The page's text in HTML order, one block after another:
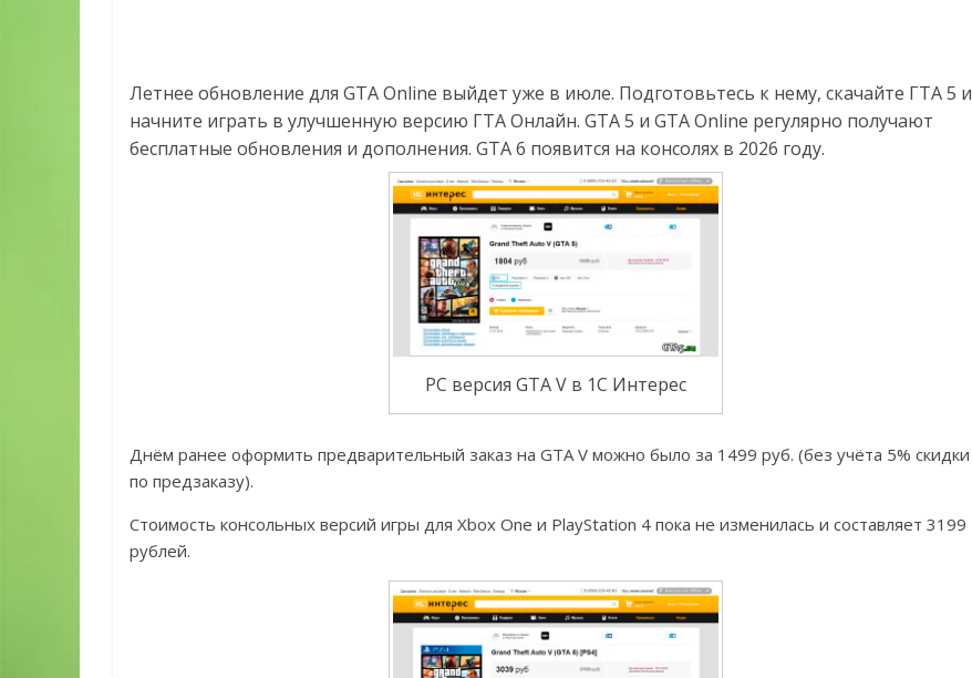
Летнее обновление для GTA Online выйдет уже в июле. Подготовьтесь к нему, скачайте ГТА 5 и
начните играть в улучшенную версию ГТА Онлайн. GTA 5 и GTA Online регулярно получают
бесплатные обновления и дополнения. GTA 6 появится на консолях в 2026 году.
PC версия GTA V в 1С Интерес
Днём ранее оформить предварительный заказ на GTA V можно было за 1499 руб. (без учёта 5% скидки
по предзаказу).
Стоимость консольных версий игры для Xbox One и PlayStation 4 пока не изменилась и составляет 3199
рублей.